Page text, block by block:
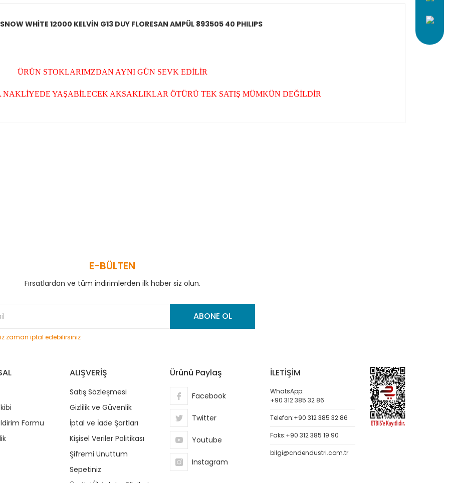
WHİTE 12000 KELVİN G13 DUY FLORESAN AMPÜL 893505 40 PHILIPS
ÜRÜN STOKLARIMZDAN AYNI GÜN SEVK EDİLİR
NAKLİYEDE YAŞABİLECEK AKSAKLIKLAR ÖTÜRÜ TEK SATIŞ MÜMKÜN DEĞİLDİR
E-BÜLTEN
Fırsatlardan ve tüm indirimlerden ilk haber siz olun.
ABONE OL
zaman iptal edebilirsiniz
Formu
ALIŞVERİŞ
Satış Sözleşmesi
Gizlilik ve Güvenlik
İptal ve İade Şartları
Kişisel Veriler Politikası
Şifremi Unuttum
Sepetiniz
Ürünü Paylaş
Facebook
Twitter
Youtube
Instagram
İLETİŞİM
WhatsApp:
+90 312 385 32 86
Telefon:+90 312 385 32 86
Faks:+90 312 385 19 90
bilgi@cndendustri.com.tr